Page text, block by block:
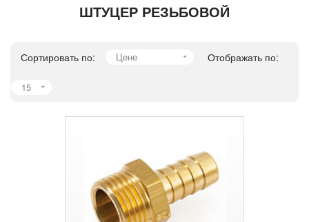
ШТУЦЕР РЕЗЬБОВОЙ
Сортировать по: Цене Отображать по:
15